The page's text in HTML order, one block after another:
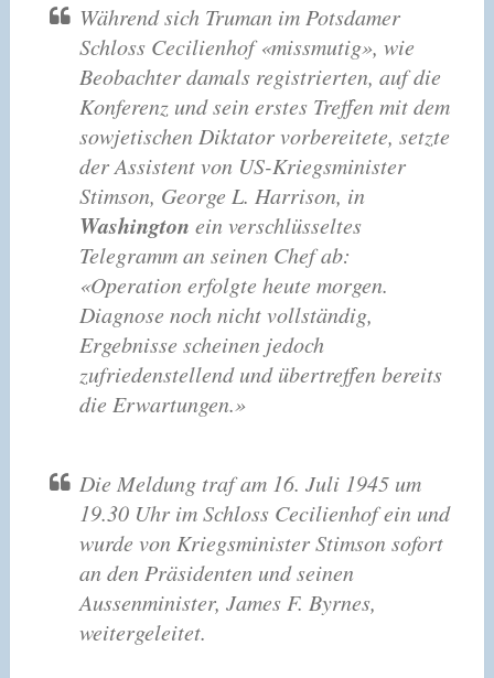
Während sich Truman im Potsdamer
Schloss Cecilienhof «missmutig», wie
Beobachter damals registrierten, auf die
Konferenz und sein erstes Treffen mit dem
sowjetischen Diktator vorbereitete, setzte
der Assistent von US-Kriegsminister
Stimson, George L. Harrison, in
Washington ein verschlüsseltes
Telegramm an seinen Chef ab:
«Operation erfolgte heute morgen.
Diagnose noch nicht vollständig,
Ergebnisse scheinen jedoch
zufriedenstellend und übertreffen bereits
die Erwartungen.»
Die Meldung traf am 16. Juli 1945 um
19.30 Uhr im Schloss Cecilienhof ein und
wurde von Kriegsminister Stimson sofort
an den Präsidenten und seinen
Aussenminister, James F. Byrnes,
weitergeleitet.